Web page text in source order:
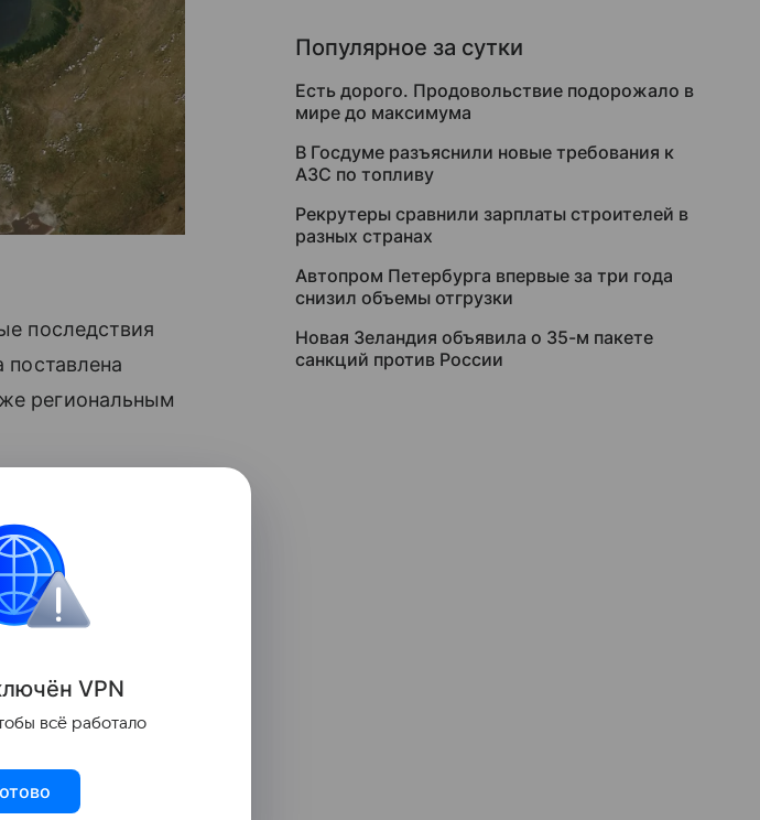
последствия
региональным
Популярное за сутки
Есть дорого. Продовольствие подорожало в
мире до максимума
В Госдуме разъяснили новые требования к
АЗС по топливу
Рекрутеры сравнили зарплаты строителей в
разных странах
Автопром Петербурга впервые за три года
снизил объемы отгрузки
Новая Зеландия объявила о 35-м пакете
санкций против России
ён VPN
всё работало